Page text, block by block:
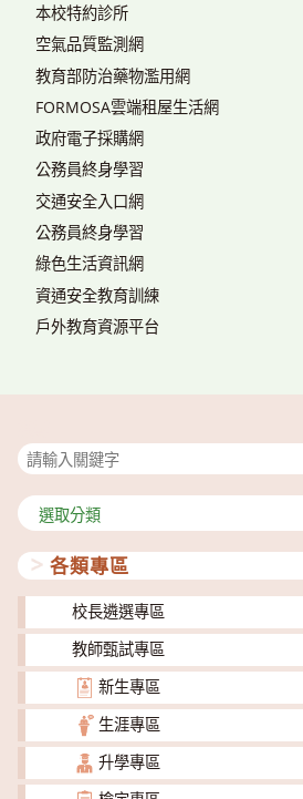
本校特約診所
空氣品質監測網
教育部防治藥物濫用網
FORMOSA雲端租屋生活網
政府電子採購網
公務員終身學習
交通安全入口網
公務員終身學習
綠色生活資訊網
資通安全教育訓練
戶外教育資源平台
分
類
各類專區
校長遴選專區
教師甄試專區
新生專區
生涯專區
升學專區